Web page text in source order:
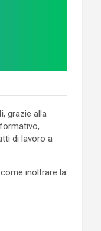
, grazie alla
di lavoro a
inoltrare la